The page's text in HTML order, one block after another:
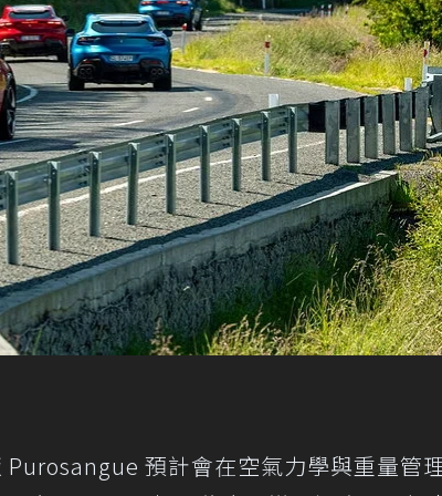
預計會在空氣力學與重量管